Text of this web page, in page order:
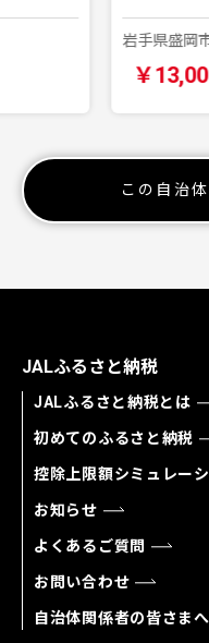
岩手県盛岡
￥
この自治
JALふるさと納税
JALふるさと納税とは
初めてのふるさと納税
控除上限額シミュレー
お知らせ
よくあるご質問
お問い合わせ
自治体関係者の皆さまへ